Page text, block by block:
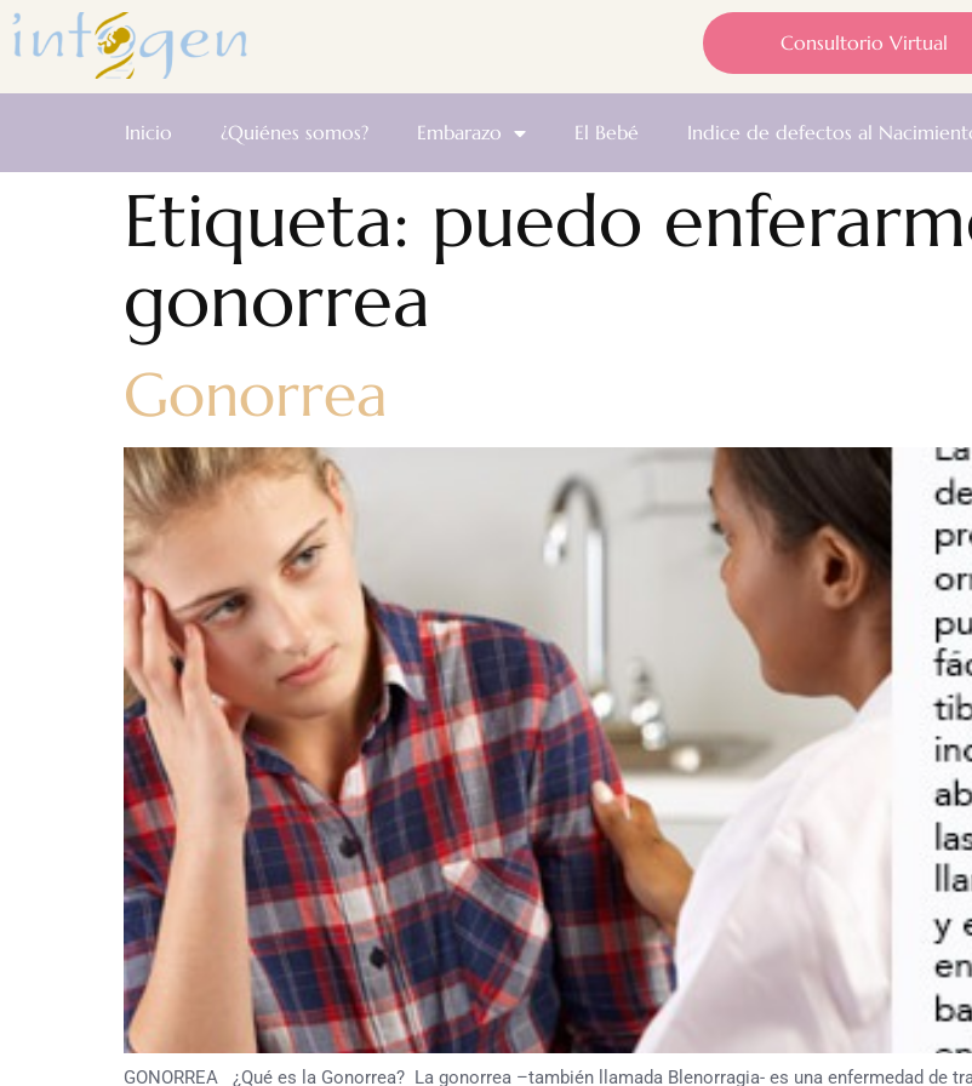
Consultorio Virtual
Inicio ¿Quiénes somos? Embarazo El Bebé Indice de defectos al
Etiqueta: puedo
gonorrea
Gonorrea
GONORREA ¿Qué es la Gonorrea? La gonorrea –también llamada Blenorragia- es una enfermedad de